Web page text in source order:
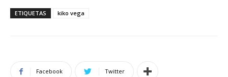
ETIQUETAS kiko vega
Facebook Twitter